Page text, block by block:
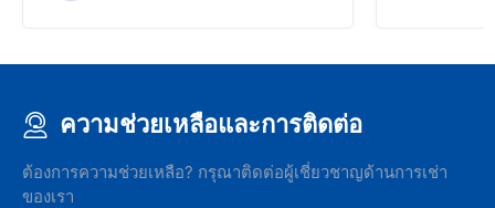
ความช่วยเหลือและการติดต่อ
ต้องการความช่วยเหลือ? กรุณาติดต่อผู้เชี่ยวชาญด้านการเช่า
ของเรา